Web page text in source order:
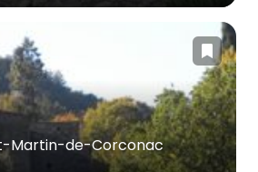
Martin-de-Corconac